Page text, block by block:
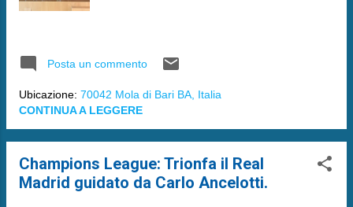
Posta un commento
Ubicazione: 70042 Mola di Bari BA, Italia
CONTINUA A LEGGERE
Champions League: Trionfa il Real
Madrid guidato da Carlo Ancelotti.